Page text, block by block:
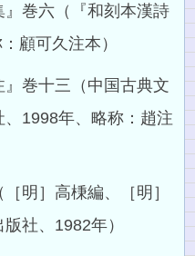
巻六（『和刻本漢詩
顧可久注本）
巻十三（中国古典文
1998年、略称：趙注
明］高棅編、［明］
社、1982年）